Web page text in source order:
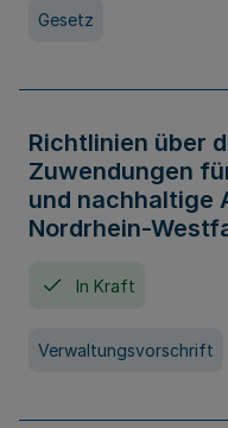
Gesetz
Richtlinien über
Zuwendungen
und nachhaltige
Nordrhein-
In Kraft
Verwaltungsvorschrift